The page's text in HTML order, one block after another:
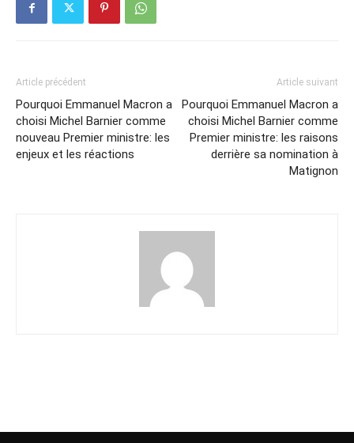
Article précédent
Pourquoi Emmanuel Macron a
choisi Michel Barnier comme
nouveau Premier ministre: les
enjeux et les réactions
Article suivant
Pourquoi Emmanuel Macron a
choisi Michel Barnier comme
Premier ministre: les raisons
derrière sa nomination à
Matignon